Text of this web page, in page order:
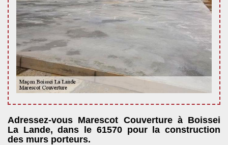
Adressez-vous Marescot Couverture à Boissei
La Lande, dans le 61570 pour la construction
des murs porteurs.